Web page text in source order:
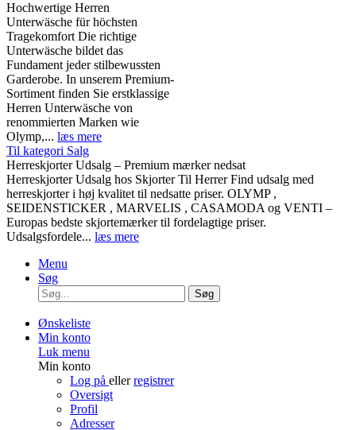
Hochwertige Herren
Unterwäsche für höchsten
Tragekomfort Die richtige
Unterwäsche bildet das
Fundament jeder stilbewussten
Garderobe. In unserem Premium-
Sortiment finden Sie erstklassige
Herren Unterwäsche von
renommierten Marken wie
Olymp,... læs mere
Til kategori Salg
Herreskjorter Udsalg – Premium mærker nedsat
Herreskjorter Udsalg hos Skjorter Til Herrer Find udsalg med
herreskjorter i høj kvalitet til nedsatte priser. OLYMP ,
SEIDENSTICKER , MARVELIS , CASAMODA og VENTI –
Europas bedste skjortemærker til fordelagtige priser.
Udsalgsfordele... læs mere
Menu
Søg
Søg
Ønskeliste
Min konto
Luk menu
Min konto
Log på ellerregistrer
Oversigt
Profil
Adresser